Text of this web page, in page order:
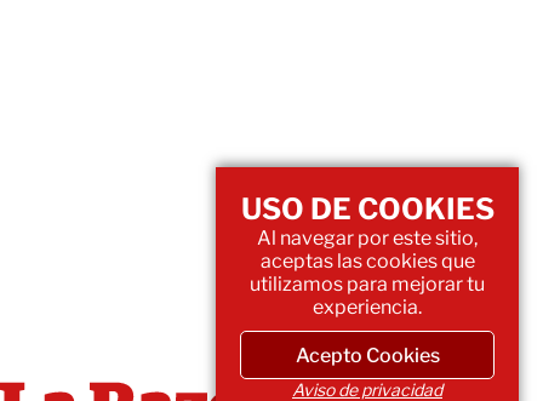
USO DE COOKIES
Al navegar por este sitio,
aceptas las cookies que
utilizamos para mejorar tu
experiencia.
Acepto Cookies
Aviso de privacidad